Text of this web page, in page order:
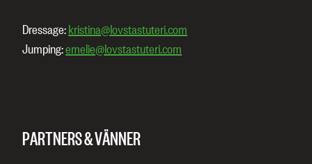
Dressage:kristina@lovstastuteri.com
Jumping:emelie@lovstastuteri.com
PARTNERS & VÄNNER